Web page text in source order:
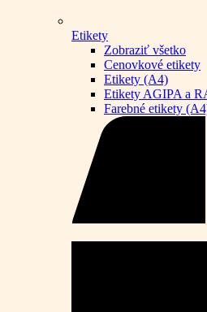
Etikety
Zobraziť všetko
Cenovkové etikety
Etikety (A4)
Etikety AGIPA a
Farebné etikety